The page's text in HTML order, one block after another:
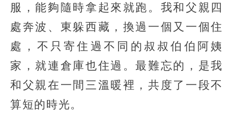
服，能夠隨時拿起來就跑。我和父親四
處奔波、東躲西藏，換過一個又一個住
處，不只寄住過不同的叔叔伯伯阿姨
家，就連倉庫也住過。最難忘的，是我
和父親在一間三溫暖裡，共度了一段不
算短的時光。